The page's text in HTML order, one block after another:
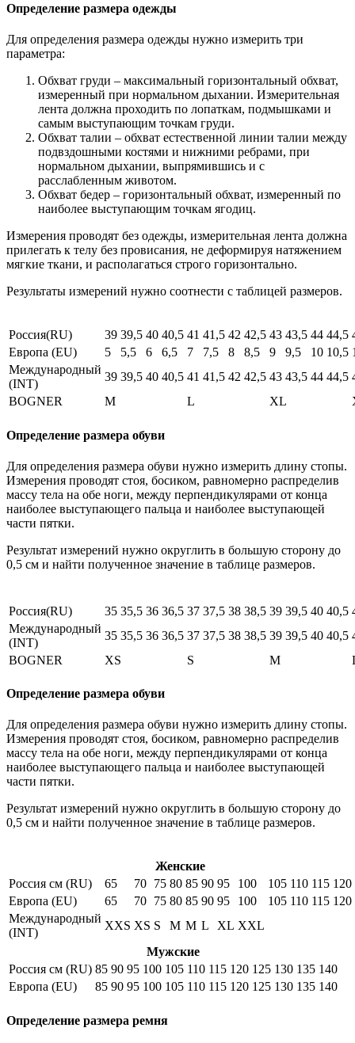
Определение размера одежды
Для определения размера одежды нужно измерить три
параметра:
Обхват груди – максимальный горизонтальный обхват,
измеренный при нормальном дыхании. Измерительная
лента должна проходить по лопаткам, подмышками и
самым выступающим точкам груди.
Обхват талии – обхват естественной линии талии между
подвздошными костями и нижними ребрами, при
нормальном дыхании, выпрямившись и с
расслабленным животом.
Обхват бедер – горизонтальный обхват, измеренный по
наиболее выступающим точкам ягодиц.
Измерения проводят без одежды, измерительная лента должна
прилегать к телу без провисания, не деформируя натяжением
мягкие ткани, и располагаться строго горизонтально.
Результаты измерений нужно соотнести с таблицей размеров.
Россия(RU) 39 39,5 40 40,5 41 41,5 42 42,5 43 43,5 44 44,5
Европа (EU)
5 5,5 6 6,5 7 7,5 8 8,5 9 9,5 10 10,5
Международный
(INT)
39 39,5 40 40,5 41 41,5 42 42,5 43 43,5 44 44,5
BOGNER
M L XL
Определение размера обуви
Для определения размера обуви нужно измерить длину стопы.
Измерения проводят стоя, босиком, равномерно распределив
массу тела на обе ноги, между перпендикулярами от конца
наиболее выступающего пальца и наиболее выступающей
части пятки.
Результат измерений нужно округлить в большую сторону до
0,5 см и найти полученное значение в таблице размеров.
Россия(RU) 35 35,5 36 36,5 37 37,5 38 38,5 39 39,5 40 40,5
Международный
(INT)
35 35,5 36 36,5 37 37,5 38 38,5 39 39,5 40 40,5
BOGNER
XS S M
Определение размера обуви
Для определения размера обуви нужно измерить длину стопы.
Измерения проводят стоя, босиком, равномерно распределив
массу тела на обе ноги, между перпендикулярами от конца
наиболее выступающего пальца и наиболее выступающей
части пятки.
Результат измерений нужно округлить в большую сторону до
0,5 см и найти полученное значение в таблице размеров.
Женские
Россия см (RU)
65 70 75 80 85 90 95 100 105 110 115 120
Европа (EU)
65 70 75 80 85 90 95 100 105 110 115 120
Международный
(INT)
XXS XS S M M L XL XXL
Мужские
Россия см (RU) 85 90 95 100 105 110 115 120 125 130 135 140
Европа (EU)
85 90 95 100 105 110 115 120 125 130 135 140
Определение размера ремня